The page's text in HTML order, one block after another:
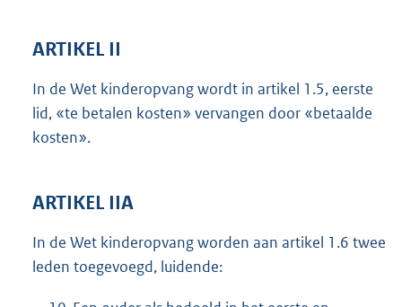
ARTIKEL II
In de Wet kinderopvang wordt in artikel 1.5, eerste
lid, «te betalen kosten» vervangen door «betaalde
kosten».
ARTIKEL IIA
In de Wet kinderopvang worden aan artikel 1.6 twee
leden toegevoegd, luidende: